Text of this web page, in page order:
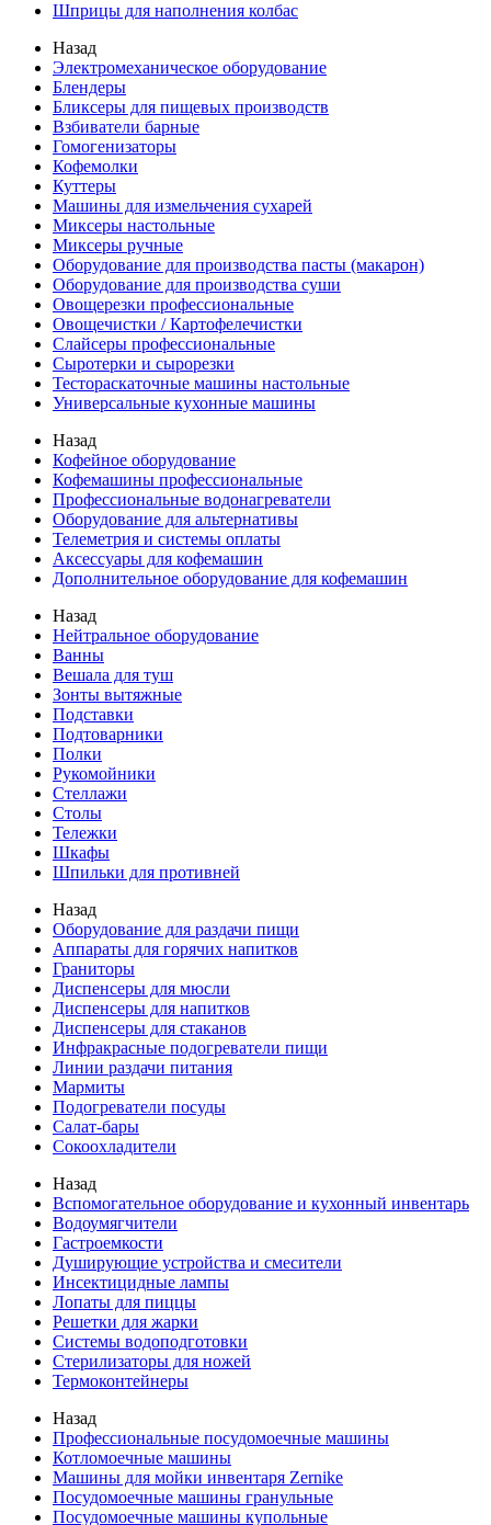
Шприцы для наполнения колбас
Назад
Электромеханическое оборудование
Блендеры
Бликсеры для пищевых производств
Взбиватели барные
Гомогенизаторы
Кофемолки
Куттеры
Машины для измельчения сухарей
Миксеры настольные
Миксеры ручные
Оборудование для производства пасты (макарон)
Оборудование для производства суши
Овощерезки профессиональные
Овощечистки / Картофелечистки
Слайсеры профессиональные
Сыротерки и сырорезки
Тестораскаточные машины настольные
Универсальные кухонные машины
Назад
Кофейное оборудование
Кофемашины профессиональные
Профессиональные водонагреватели
Оборудование для альтернативы
Телеметрия и системы оплаты
Аксессуары для кофемашин
Дополнительное оборудование для кофемашин
Назад
Нейтральное оборудование
Ванны
Вешала для туш
Зонты вытяжные
Подставки
Подтоварники
Полки
Рукомойники
Стеллажи
Столы
Тележки
Шкафы
Шпильки для противней
Назад
Оборудование для раздачи пищи
Аппараты для горячих напитков
Граниторы
Диспенсеры для мюсли
Диспенсеры для напитков
Диспенсеры для стаканов
Инфракрасные подогреватели пищи
Линии раздачи питания
Мармиты
Подогреватели посуды
Салат-бары
Сокоохладители
Назад
Вспомогательное оборудование и кухонный инвентарь
Водоумягчители
Гастроемкости
Душирующие устройства и смесители
Инсектицидные лампы
Лопаты для пиццы
Решетки для жарки
Системы водоподготовки
Стерилизаторы для ножей
Термоконтейнеры
Назад
Профессиональные посудомоечные машины
Котломоечные машины
Машины для мойки инвентаря Zernike
Посудомоечные машины гранульные
Посудомоечные машины купольные